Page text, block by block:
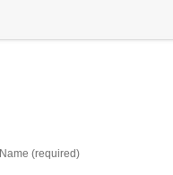
Name (required)